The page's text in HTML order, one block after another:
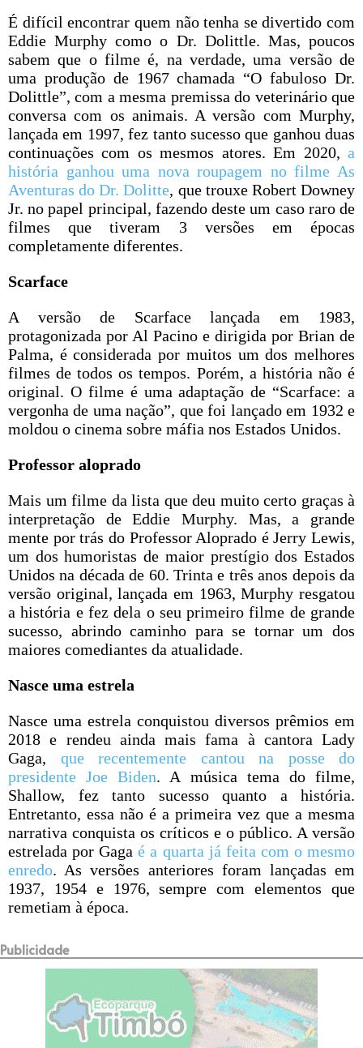
É difícil encontrar quem não tenha se divertido com
Eddie Murphy como o Dr. Dolittle. Mas, poucos
sabem que o filme é, na verdade, uma versão de
uma produção de 1967 chamada “O fabuloso Dr.
Dolittle”, com a mesma premissa do veterinário que
conversa com os animais. A versão com Murphy,
lançada em 1997, fez tanto sucesso que ganhou duas
continuações com os mesmos atores. Em 2020, a
história ganhou uma nova roupagem no filme As
Aventuras do Dr. Dolitte, que trouxe Robert Downey
Jr. no papel principal, fazendo deste um caso raro de
filmes que tiveram 3 versões em épocas
completamente diferentes.
Scarface
A versão de Scarface lançada em 1983,
protagonizada por Al Pacino e dirigida por Brian de
Palma, é considerada por muitos um dos melhores
filmes de todos os tempos. Porém, a história não é
original. O filme é uma adaptação de “Scarface: a
vergonha de uma nação”, que foi lançado em 1932 e
moldou o cinema sobre máfia nos Estados Unidos.
Professor aloprado
Mais um filme da lista que deu muito certo graças à
interpretação de Eddie Murphy. Mas, a grande
mente por trás do Professor Aloprado é Jerry Lewis,
um dos humoristas de maior prestígio dos Estados
Unidos na década de 60. Trinta e três anos depois da
versão original, lançada em 1963, Murphy resgatou
a história e fez dela o seu primeiro filme de grande
sucesso, abrindo caminho para se tornar um dos
maiores comediantes da atualidade.
Nasce uma estrela
Nasce uma estrela conquistou diversos prêmios em
2018 e rendeu ainda mais fama à cantora Lady
Gaga, que recentemente cantou na posse do
presidente Joe Biden. A música tema do filme,
Shallow, fez tanto sucesso quanto a história.
Entretanto, essa não é a primeira vez que a mesma
narrativa conquista os críticos e o público. A versão
estrelada por Gagaé a quarta já feita com o mesmo
enredo. As versões anteriores foram lançadas em
1937, 1954 e 1976, sempre com elementos que
remetiam à época.
Publicidade